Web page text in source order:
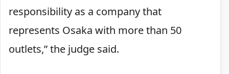
responsibility as a company that
represents Osaka with more than 50
outlets,” the judge said.